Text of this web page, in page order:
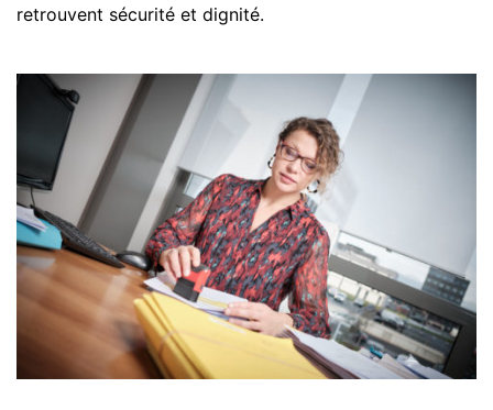
retrouvent sécurité et dignité.